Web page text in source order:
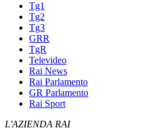
Tg1
Tg2
Tg3
GRR
TgR
Televideo
Rai News
Rai Parlamento
GR Parlamento
Rai Sport
L'AZIENDA RAI